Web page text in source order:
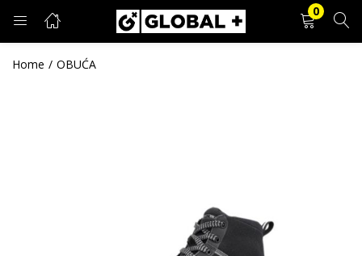
0
PRIJAVA REGISTRACIJA
Home OBUĆA